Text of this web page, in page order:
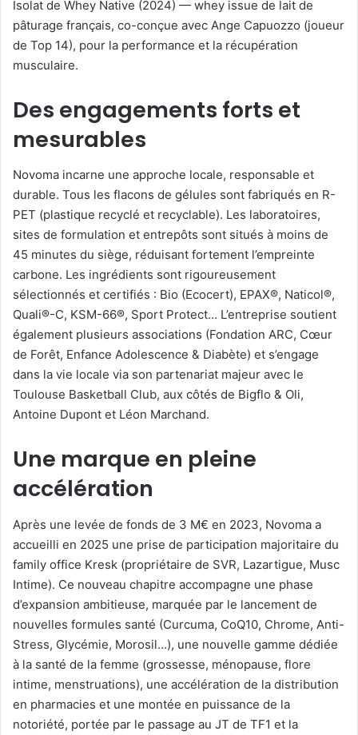
Isolat de Whey Native (2024) — whey issue de lait de
pâturage français, co-conçue avec Ange Capuozzo (joueur
de Top 14), pour la performance et la récupération
musculaire.
Des engagements forts et
mesurables
Novoma incarne une approche locale, responsable et
durable. Tous les flacons de gélules sont fabriqués en R-
PET (plastique recyclé et recyclable). Les laboratoires,
sites de formulation et entrepôts sont situés à moins de
45 minutes du siège, réduisant fortement l’empreinte
carbone. Les ingrédients sont rigoureusement
sélectionnés et certifiés : Bio (Ecocert), EPAX®, Naticol®,
Quali®-C, KSM-66®, Sport Protect… L’entreprise soutient
également plusieurs associations (Fondation ARC, Cœur
de Forêt, Enfance Adolescence & Diabète) et s’engage
dans la vie locale via son partenariat majeur avec le
Toulouse Basketball Club, aux côtés de Bigflo & Oli,
Antoine Dupont et Léon Marchand.
Une marque en pleine
accélération
Après une levée de fonds de 3 M€ en 2023, Novoma a
accueilli en 2025 une prise de participation majoritaire du
family office Kresk (propriétaire de SVR, Lazartigue, Musc
Intime). Ce nouveau chapitre accompagne une phase
d’expansion ambitieuse, marquée par le lancement de
nouvelles formules santé (Curcuma, CoQ10, Chrome, Anti-
Stress, Glycémie, Morosil…), une nouvelle gamme dédiée
à la santé de la femme (grossesse, ménopause, flore
intime, menstruations), une accélération de la distribution
en pharmacies et une montée en puissance de la
notoriété, portée par le passage au JT de TF1 et la